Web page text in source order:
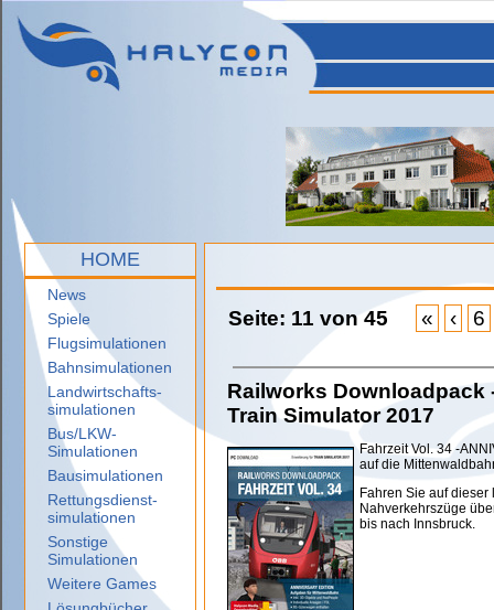
HOME
News
Spiele
Flugsimulationen
Bahnsimulationen
Landwirtschafts-
simulationen
Bus/LKW-
Simulationen
Bausimulationen
Rettungsdienst-
simulationen
Sonstige
Simulationen
Weitere Games
Seite: 11 von 45 « ‹ 6
Railworks Downloadpack
Train Simulator 2017
Fahrzeit Vol. 34 -
auf die
Fahren Sie auf
Nahverkehrszüge
bis nach Innsbruck.